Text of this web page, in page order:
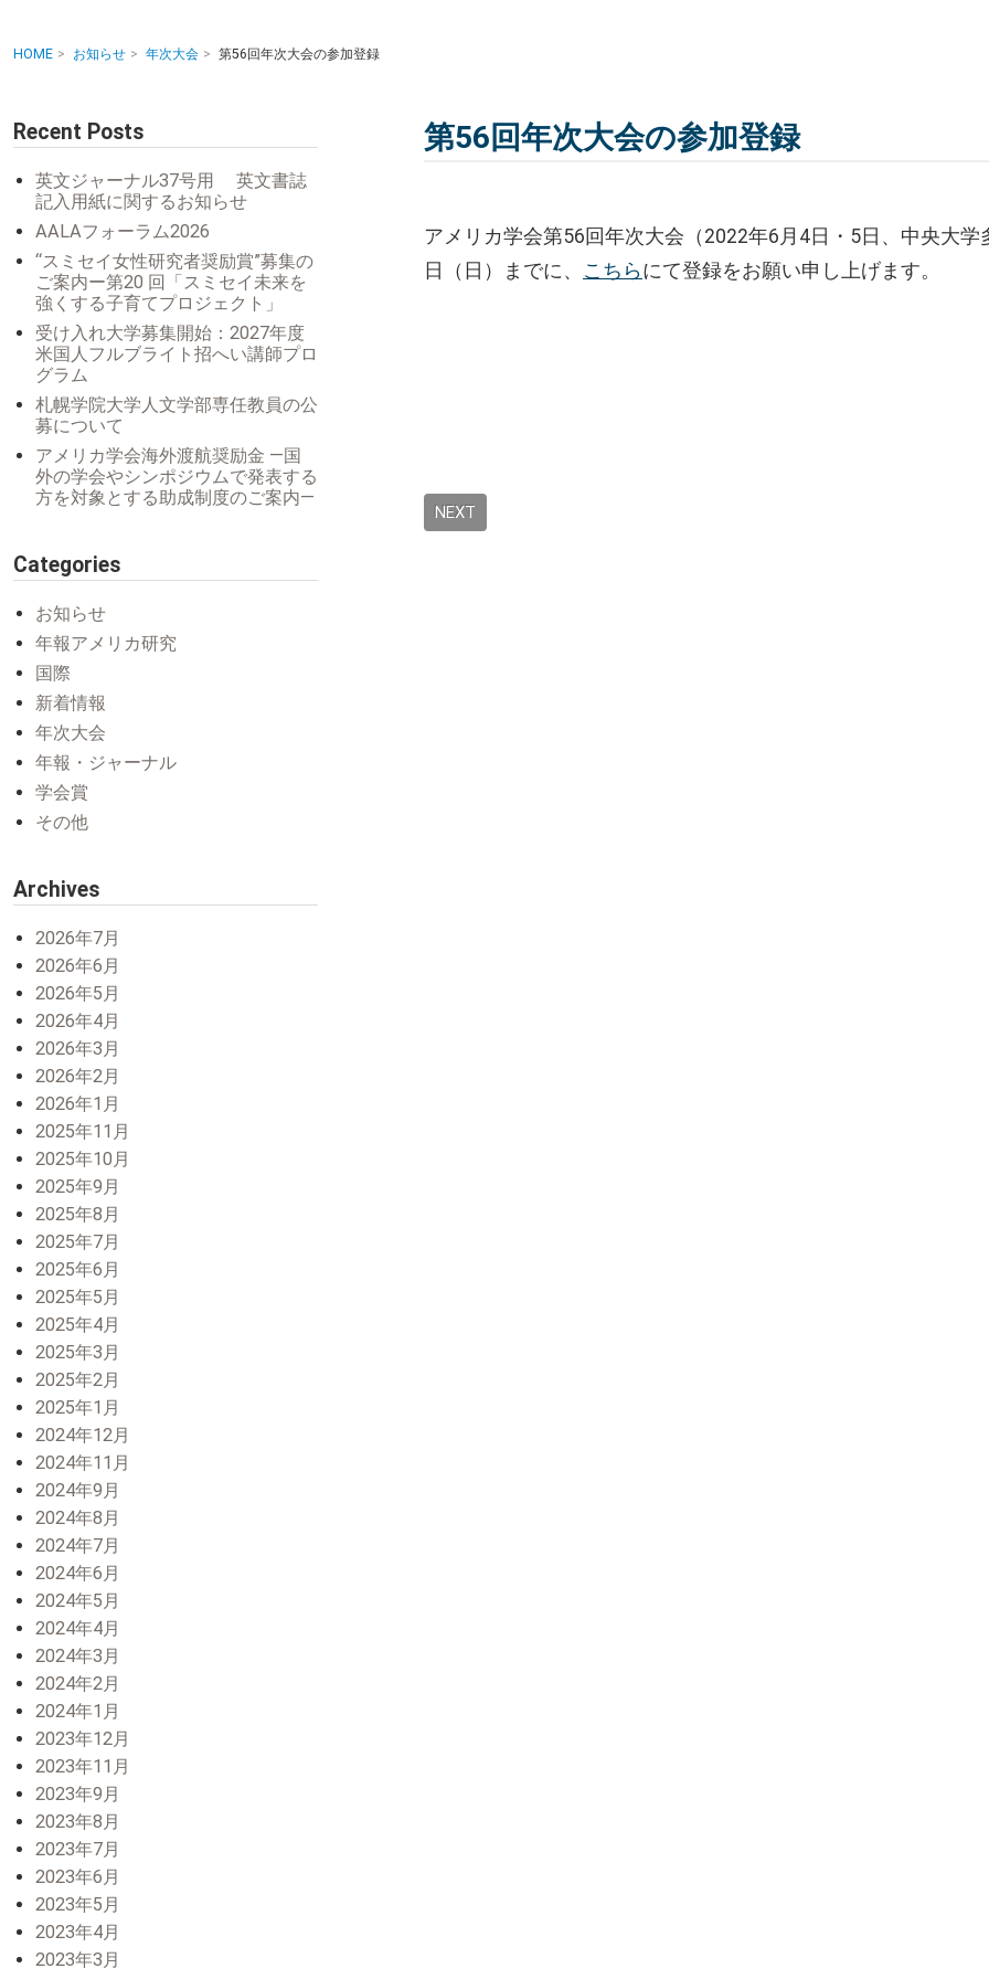
HOME お知らせ 年次大会 第56回年次大会の参加登録
第56回年次大会の参加登録
アメリカ学会第56回年次大会（2022年6月4日・5日、中央大
日（日）までに、 こちらにて登録をお願い申し上げます。
NEXT
Recent Posts
英文ジャーナル37号用 英文書誌
記入用紙に関するお知らせ
AALAフォーラム2026
“スミセイ女性研究者奨励賞”募集の
ご案内ー第20 回「スミセイ未来を
強くする子育てプロジェクト」
受け入れ大学募集開始：2027年度
米国人フルブライト招へい講師プロ
グラム
札幌学院大学人文学部専任教員の公
募について
アメリカ学会海外渡航奨励金 ―国
外の学会やシンポジウムで発表する
方を対象とする助成制度のご案内―
Categories
お知らせ
年報アメリカ研究
国際
新着情報
年次大会
年報・ジャーナル
学会賞
その他
Archives
2026年7月
2026年6月
2026年5月
2026年4月
2026年3月
2026年2月
2026年1月
2025年11月
2025年10月
2025年9月
2025年8月
2025年7月
2025年6月
2025年5月
2025年4月
2025年3月
2025年2月
2025年1月
2024年12月
2024年11月
2024年9月
2024年8月
2024年7月
2024年6月
2024年5月
2024年4月
2024年3月
2024年2月
2024年1月
2023年12月
2023年11月
2023年9月
2023年8月
2023年7月
2023年6月
2023年5月
2023年4月
2023年3月